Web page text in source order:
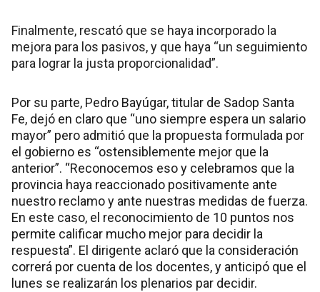
Finalmente, rescató que se haya incorporado la
mejora para los pasivos, y que haya “un seguimiento
para lograr la justa proporcionalidad”.
Por su parte, Pedro Bayúgar, titular de Sadop Santa
Fe, dejó en claro que “uno siempre espera un salario
mayor” pero admitió que la propuesta formulada por
el gobierno es “ostensiblemente mejor que la
anterior”. “Reconocemos eso y celebramos que la
provincia haya reaccionado positivamente ante
nuestro reclamo y ante nuestras medidas de fuerza.
En este caso, el reconocimiento de 10 puntos nos
permite calificar mucho mejor para decidir la
respuesta”. El dirigente aclaró que la consideración
correrá por cuenta de los docentes, y anticipó que el
lunes se realizarán los plenarios par decidir.